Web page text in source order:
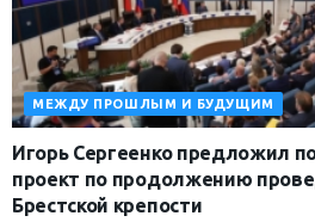
МЕЖДУ ПРОШЛЫМ И БУДУЩИМ
Игорь Сергеенко предложил
проект по продолжению
Брестской крепости